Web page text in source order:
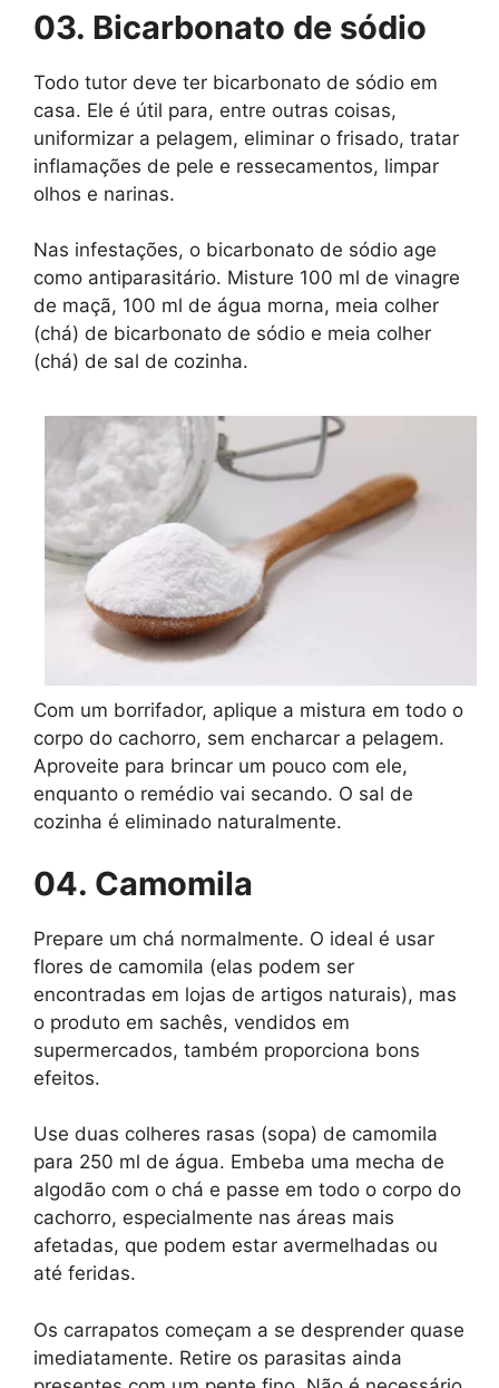
03. Bicarbonato de sódio
Todo tutor deve ter bicarbonato de sódio em
casa. Ele é útil para, entre outras coisas,
uniformizar a pelagem, eliminar o frisado, tratar
inflamações de pele e ressecamentos, limpar
olhos e narinas.
Nas infestações, o bicarbonato de sódio age
como antiparasitário. Misture 100 ml de vinagre
de maçã, 100 ml de água morna, meia colher
(chá) de bicarbonato de sódio e meia colher
(chá) de sal de cozinha.
Com um borrifador, aplique a mistura em todo o
corpo do cachorro, sem encharcar a pelagem.
Aproveite para brincar um pouco com ele,
enquanto o remédio vai secando. O sal de
cozinha é eliminado naturalmente.
04. Camomila
Prepare um chá normalmente. O ideal é usar
flores de camomila (elas podem ser
encontradas em lojas de artigos naturais), mas
o produto em sachês, vendidos em
supermercados, também proporciona bons
efeitos.
Use duas colheres rasas (sopa) de camomila
para 250 ml de água. Embeba uma mecha de
algodão com o chá e passe em todo o corpo do
cachorro, especialmente nas áreas mais
afetadas, que podem estar avermelhadas ou
até feridas.
Os carrapatos começam a se desprender quase
imediatamente. Retire os parasitas ainda